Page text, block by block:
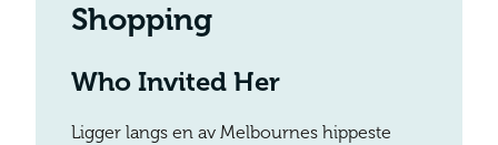
Shopping
Who Invited Her
Ligger langs en av Melbournes hippeste